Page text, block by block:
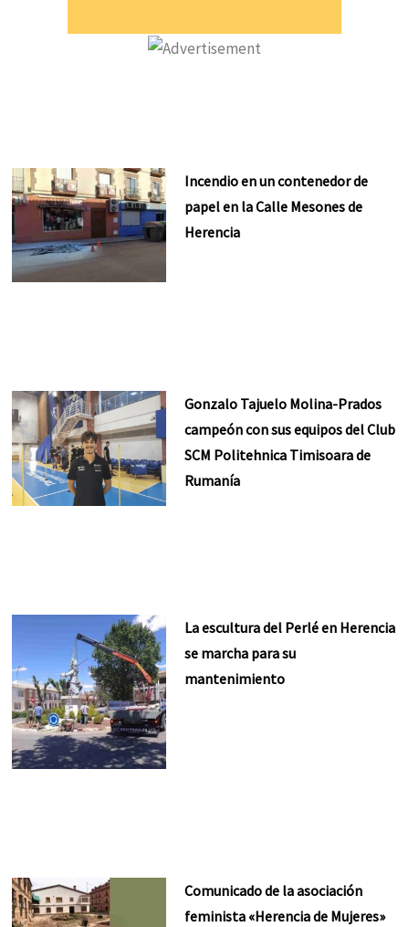
Incendio en un contenedor de
papel en la Calle Mesones de
Herencia
Gonzalo Tajuelo Molina-Prados
campeón con sus equipos del Club
SCM Politehnica Timisoara de
Rumanía
La escultura del Perlé en Herencia
se marcha para su
mantenimiento
Comunicado de la asociación
feminista «Herencia de Mujeres»